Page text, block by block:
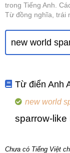
trong Tiếng Anh.
Từ đồng nghĩa, trái
Từ điển Anh
new world
sparrow-like
Chưa có Tiếng Việt